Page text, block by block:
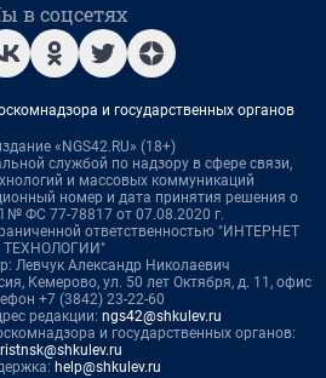
в соцсетях
и государственных органов
«NGS42.RU» (18+)
службой по надзору в сфере связи,
и массовых коммуникаций
номер и дата принятия решения о
№ ФС 77-78817 от 07.08.2020 г.
ответственностью "ИНТЕРНЕТ
ТЕХНОЛОГИИ"
Левчук Александр Николаевич
Кемерово, ул. 50 лет Октября, д. 11, офис
+7 (3842) 23-22-60
редакции: ngs42@shkulev.ru
и государственных органов:
help@shkulev.ru